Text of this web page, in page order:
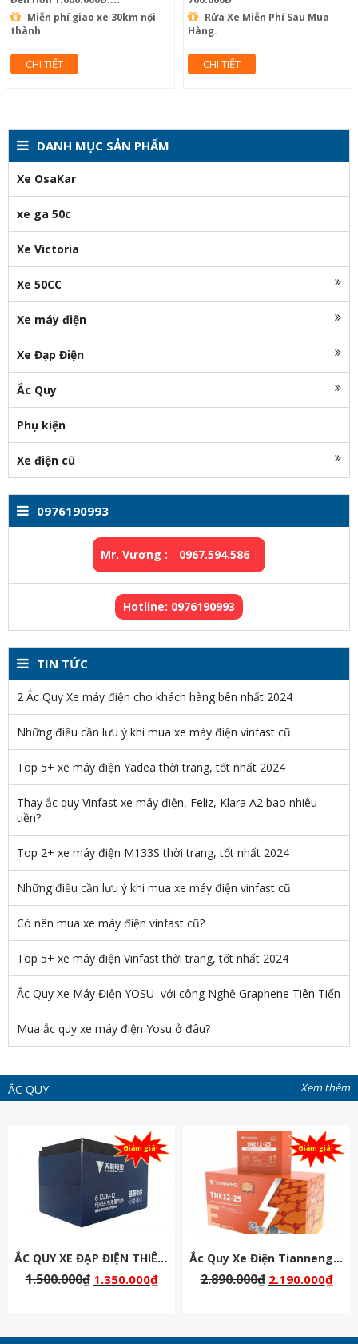
Miễn phí giao xe 30km nội
thành
CHI TIẾT
Rửa Xe Miễn Phí Sau Mua
Hàng.
CHI TIẾT
DANH MỤC SẢN PHẨM
Xe OsaKar
xe ga 50c
Xe Victoria
Xe 50CC
Xe máy điện
Xe Đạp Điện
Ắc Quy
Phụ kiện
Xe điện cũ
0976190993
Mr. Vương : 0967.594.586
Hotline: 0976190993
TIN TỨC
2 Ắc Quy Xe máy điện cho khách hàng bên nhất 2024
Những điều cần lưu ý khi mua xe máy điện vinfast cũ
Top 5+ xe máy điện Yadea thời trang, tốt nhất 2024
Thay ắc quy Vinfast xe máy điện, Feliz, Klara A2 bao nhiêu
tiền?
Top 2+ xe máy điện M133S thời trang, tốt nhất 2024
Những điều cần lưu ý khi mua xe máy điện vinfast cũ
Có nên mua xe máy điện vinfast cũ?
Top 5+ xe máy điện Vinfast thời trang, tốt nhất 2024
Ắc Quy Xe Máy Điện YOSU với công Nghệ Graphene Tiên Tiến
Mua ắc quy xe máy điện Yosu ở đâu?
ẮC QUY Xem thêm
Giảm giá!
ẮC QUY XE ĐẠP ĐIỆN THIÊN NĂNG 48V-12AH
1.500.000₫ 1.350.000₫
Giảm giá!
Ắc Quy Xe Điện Tianneng ( Thiên Năng ) Chịu Nhiệt 60v 25Ah
2.890.000₫ 2.190.000₫